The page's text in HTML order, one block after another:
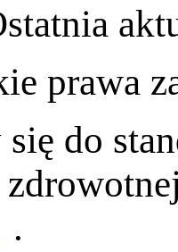
prawa
się do
.